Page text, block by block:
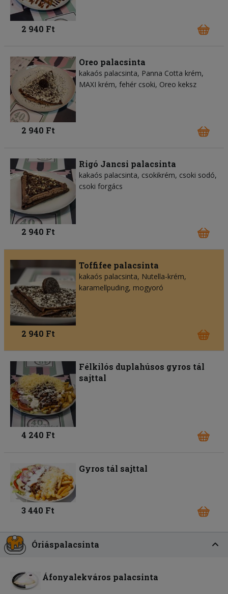
2 940 Ft
Oreo palacsinta
kakaós palacsinta, Panna Cotta krém,
MAXI krém, fehér csoki, Oreo keksz
2 940 Ft
Rigó Jancsi palacsinta
kakaós palacsinta, csokikrém, csoki sodó,
csoki forgács
2 940 Ft
Toffifee palacsinta
kakaós palacsinta, Nutella-krém,
karamellpuding, mogyoró
2 940 Ft
Félkilós duplahúsos gyros tál
sajttal
4 240 Ft
Gyros tál sajttal
3 440 Ft
Óriáspalacsinta
Áfonyalekváros palacsinta